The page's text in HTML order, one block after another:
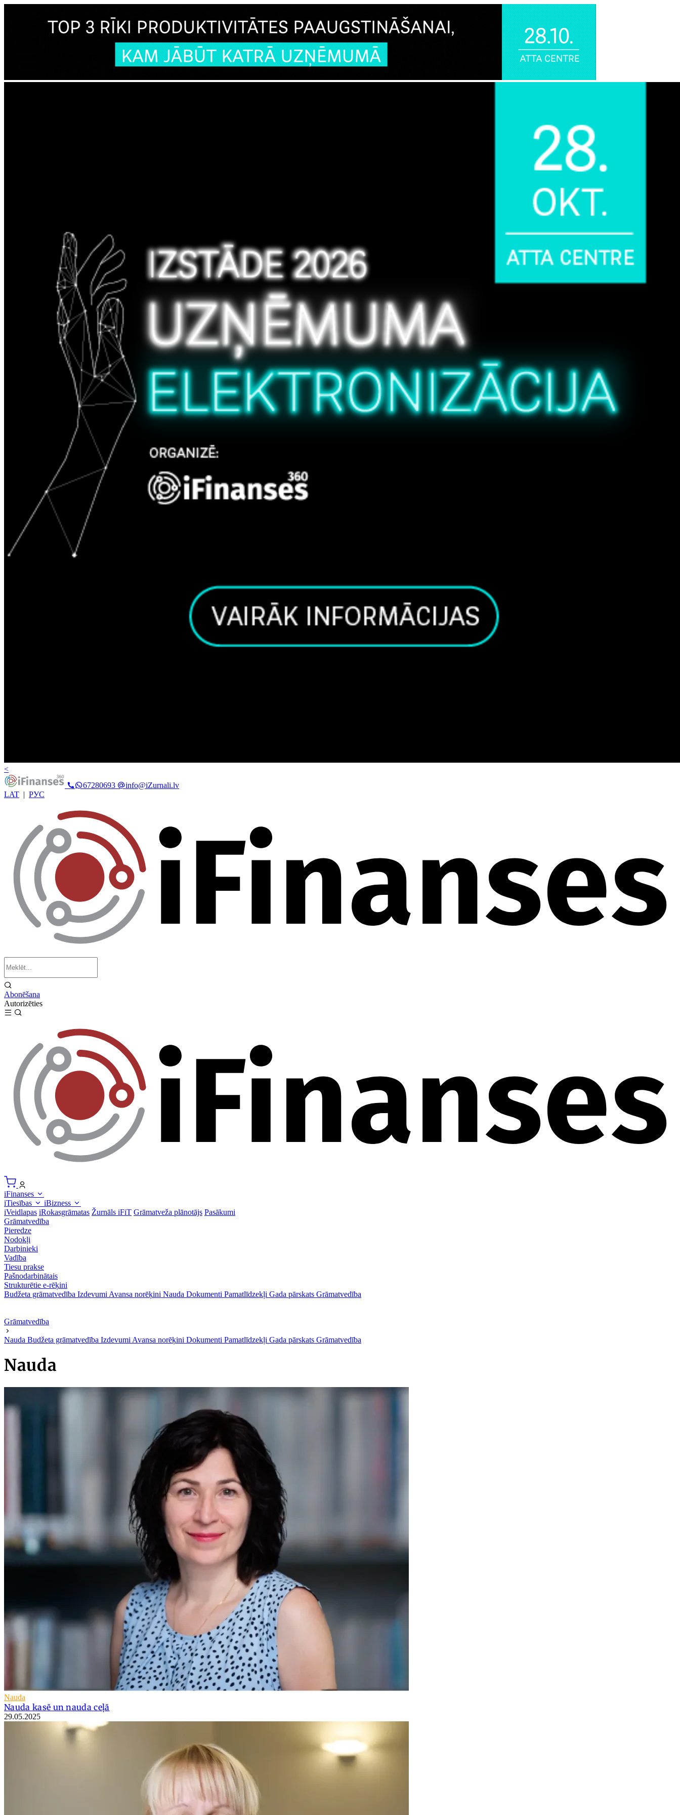
<
67280693
info@iZurnali.lv
LAT | РУС
Abonēšana
Autorizēties
iFinanses
iTiesības
iBizness
iVeidlapas iRokasgrāmatas Žurnāls iFiT Grāmatveža plānotājs Pasākumi
Grāmatvedība
Pieredze
Nodokļi
Darbinieki
Vadība
Tiesu prakse
Pašnodarbinātais
Strukturētie e-rēķini
Budžeta grāmatvedība Izdevumi Avansa norēķini Nauda Dokumenti Pamatlīdzekļi Gada pārskats Grāmatvedība
Grāmatvedība
Nauda Budžeta grāmatvedība Izdevumi Avansa norēķini Dokumenti Pamatlīdzekļi Gada pārskats Grāmatvedība
Nauda
Nauda
Nauda kasē un nauda ceļā
29.05.2025